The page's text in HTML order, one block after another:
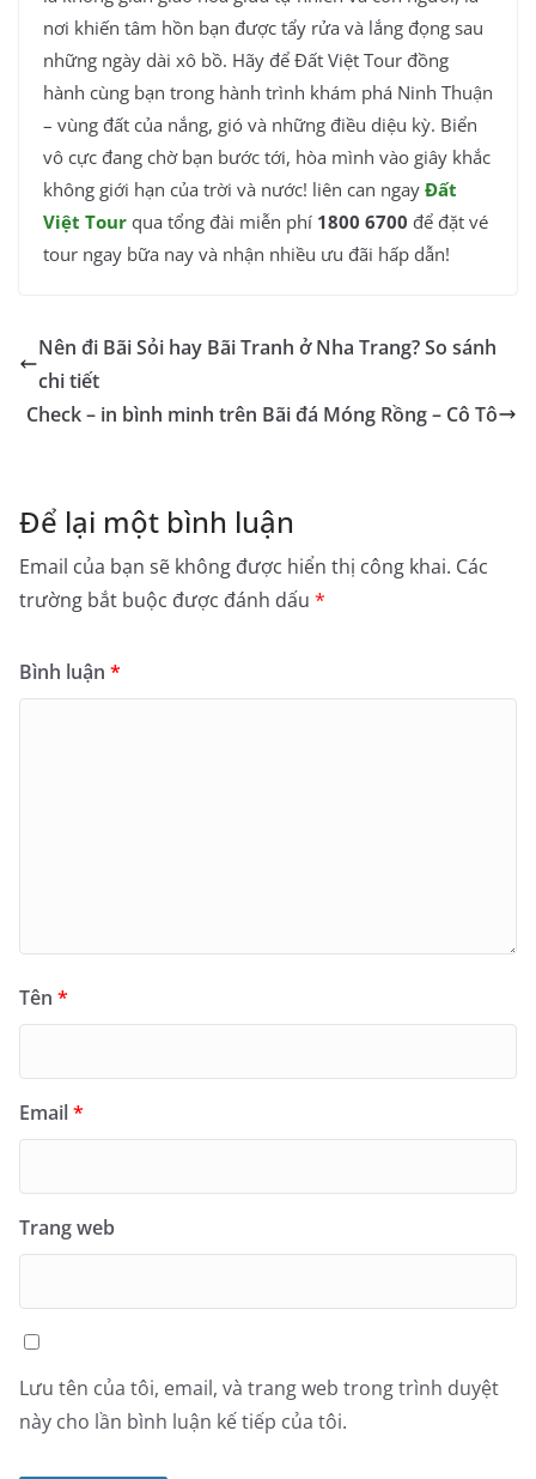
nơi khiến tâm hồn bạn được tẩy rửa và lắng đọng sau
những ngày dài xô bồ. Hãy để Đất Việt Tour đồng
hành cùng bạn trong hành trình khám phá Ninh Thuận
– vùng đất của nắng, gió và những điều diệu kỳ. Biển
vô cực đang chờ bạn bước tới, hòa mình vào giây khắc
không giới hạn của trời và nước! liên can ngay Đất
Việt Tour qua tổng đài miễn phí 1800 6700 để đặt vé
tour ngay bữa nay và nhận nhiều ưu đãi hấp dẫn!
Nên đi Bãi Sỏi hay Bãi Tranh ở Nha Trang? So sánh
chi tiết
Check – in bình minh trên Bãi đá Móng Rồng – Cô Tô
Để lại một bình luận
Email của bạn sẽ không được hiển thị công khai. Các
trường bắt buộc được đánh dấu *
Bình luận *
Tên *
Email*
Trang web
Lưu tên của tôi, email, và trang web trong trình duyệt
này cho lần bình luận kế tiếp của tôi.